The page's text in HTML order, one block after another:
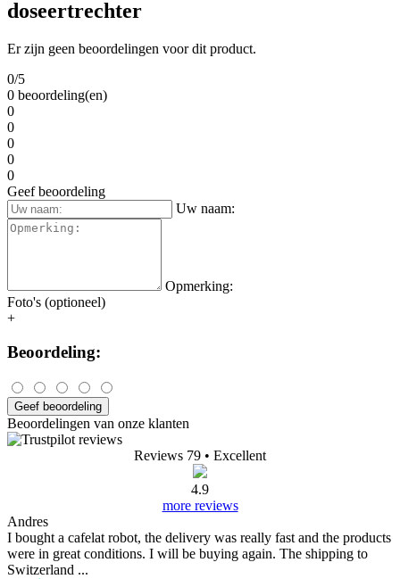
doseertrechter
Er zijn geen beoordelingen voor dit product.
0/5
0 beoordeling(en)
0
0
0
0
0
Geef beoordeling
Uw naam:
Opmerking:
Foto's (optioneel)
+
Beoordeling:
Geef beoordeling
Beoordelingen van onze klanten
Reviews 79 • Excellent
4.9
more reviews
Andres
I bought a cafelat robot, the delivery was really fast and the products
were in great conditions. I will be buying again. The shipping to
Switzerland ...